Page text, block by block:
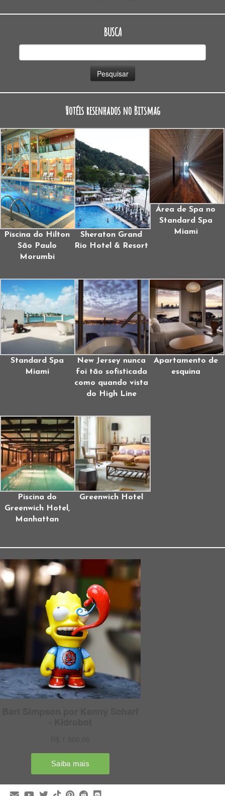
BUSCA
Hotéis resenhados no Bitsmag
Piscina do Hilton
São Paulo
Morumbi
Sheraton Grand
Rio Hotel & Resort
Área de Spa no
Standard Spa
Miami
Standard Spa
Miami
New Jersey nunca
foi tão sofisticada
como quando vista
do High Line
Apartamento de
esquina
Piscina do
Greenwich Hotel,
Manhattan
Greenwich Hotel